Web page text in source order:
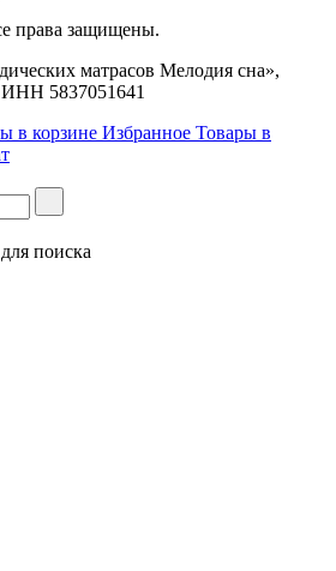
права защищены.
матрасов Мелодия сна»,
5837051641
в корзине Избранное Товары в
поиска